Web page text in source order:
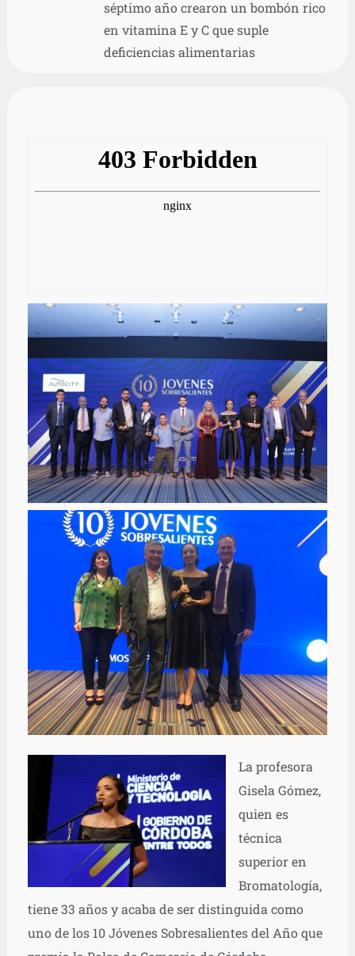
séptimo año crearon un bombón rico
en vitamina E y C que suple
deficiencias alimentarias
La profesora
Gisela Gómez,
quien es
técnica
superior en
Bromatología,
tiene 33 años y acaba de ser distinguida como
uno de los 10 Jóvenes Sobresalientes del Año que